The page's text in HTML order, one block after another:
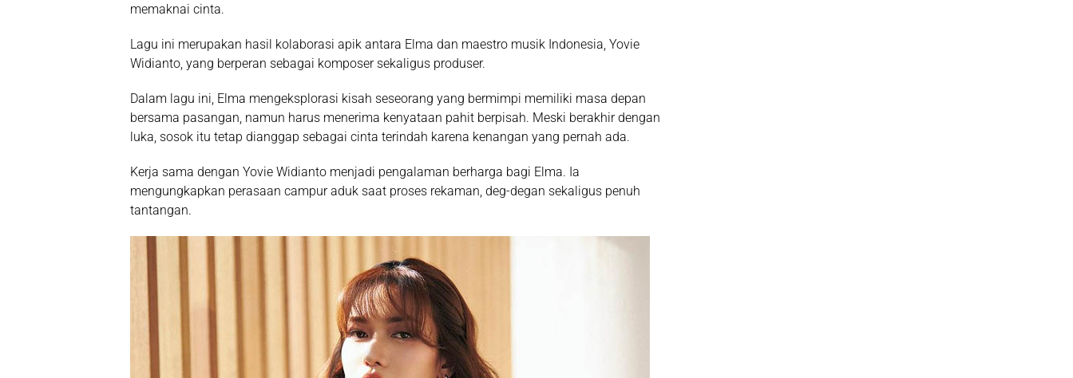
memaknai cinta.
Lagu ini merupakan hasil kolaborasi apik antara Elma dan maestro musik Indonesia, Yovie
Widianto , yang berperan sebagai komposer sekaligus produser.
Dalam lagu ini, Elma mengeksplorasi kisah seseorang yang bermimpi memiliki masa depan
bersama pasangan, namun harus menerima kenyataan pahit berpisah. Meski berakhir dengan
luka, sosok itu tetap dianggap sebagai cinta terindah karena kenangan yang pernah ada.
Kerja sama dengan Yovie Widianto menjadi pengalaman berharga bagi Elma. Ia
mengungkapkan perasaan campur aduk saat proses rekaman, deg-degan sekaligus penuh
tantangan.